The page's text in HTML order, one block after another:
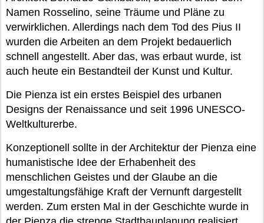
Namen Rosselino, seine Träume und Pläne zu
verwirklichen. Allerdings nach dem Tod des Pius II
wurden die Arbeiten an dem Projekt bedauerlich
schnell angestellt. Aber das, was erbaut wurde, ist
auch heute ein Bestandteil der Kunst und Kultur.
Die Pienza ist ein erstes Beispiel des urbanen
Designs der Renaissance und seit 1996 UNESCO-
Weltkulturerbe.
Konzeptionell sollte in der Architektur der Pienza eine
humanistische Idee der Erhabenheit des
menschlichen Geistes und der Glaube an die
umgestaltungsfähige Kraft der Vernunft dargestellt
werden. Zum ersten Mal in der Geschichte wurde in